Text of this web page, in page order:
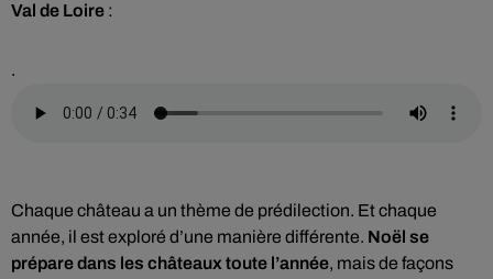
Val de Loire :
.
Chaque château a un thème de prédilection. Et chaque
année, il est exploré d’une manière différente. Noël se
prépare dans les châteaux toute l’année, mais de façons